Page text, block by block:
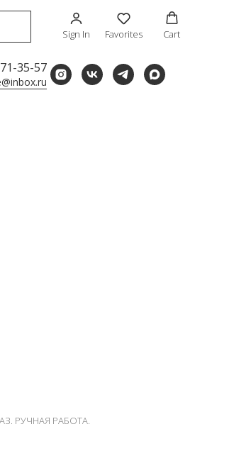
Sign In Favorites Cart
35-57
РУЧНАЯ РАБОТА.